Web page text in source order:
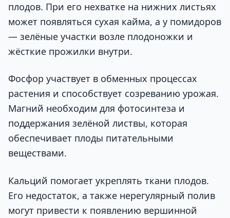
плодов. При его нехватке на нижних листьях
может появляться сухая кайма, а у помидоров
— зелёные участки возле плодоножки и
жёсткие прожилки внутри.
Фосфор участвует в обменных процессах
растения и способствует созреванию урожая.
Магний необходим для фотосинтеза и
поддержания зелёной листвы, которая
обеспечивает плоды питательными
веществами.
Кальций помогает укреплять ткани плодов.
Его недостаток, а также нерегулярный полив
могут привести к появлению вершинной